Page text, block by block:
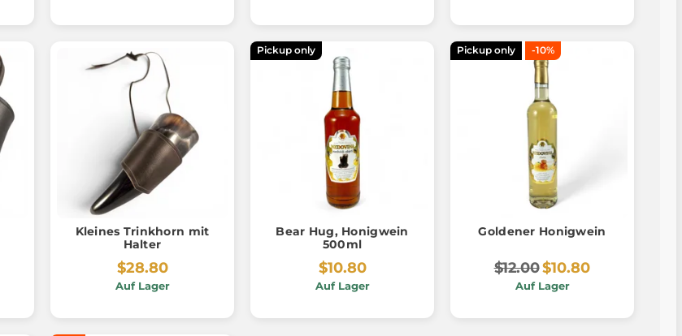
Kleines Trinkhorn mit
Halter
$28.80
Auf Lager
Pickup only
Bear Hug, Honigwein
500ml
$10.80
Auf Lager
Pickup only -10%
Goldener Honigwein
$12.00$10.80
Auf Lager